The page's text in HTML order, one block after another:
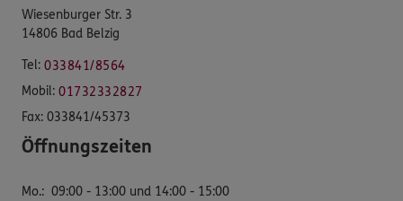
Wiesenburger Str. 3
14806 Bad Belzig
Tel: 033841/8564
Mobil: 01732332827
Fax: 033841/45373
Öffnungszeiten
Mo.: 09:00 - 13:00 und 14:00 - 15:00